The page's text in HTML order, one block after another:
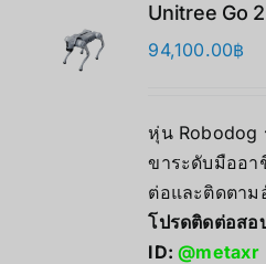
Unitree Go
94,100.00฿
หุ่น Robodog
ขาระดับมืออา
ต่อและติดตาม
โปรดติดต่อสอ
ID:@metaxr